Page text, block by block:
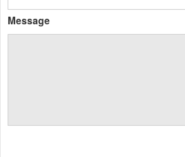
Message